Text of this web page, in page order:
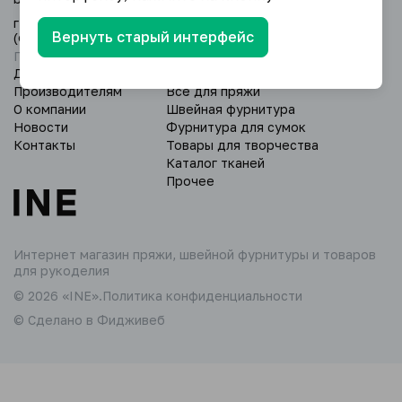
Интернет магазин пряжи, швейной фурнитуры и товаров
для рукоделия
© 2026 «INE».Политика конфиденциальности
© Сделано в Фидживеб
Доставка и оплата
Производителям
О компании
Новости
Контакты
Всё для пряжи
Швейная фурнитура
Фурнитура для сумок
Товары для творчества
Каталог тканей
Прочее
г. Уфа, Дёмский р-н, ул. Глазовская 24/3
(оптовый склад).
Пн - Вс: 9:00 - 18:00.
Вернуть старый интерфейс